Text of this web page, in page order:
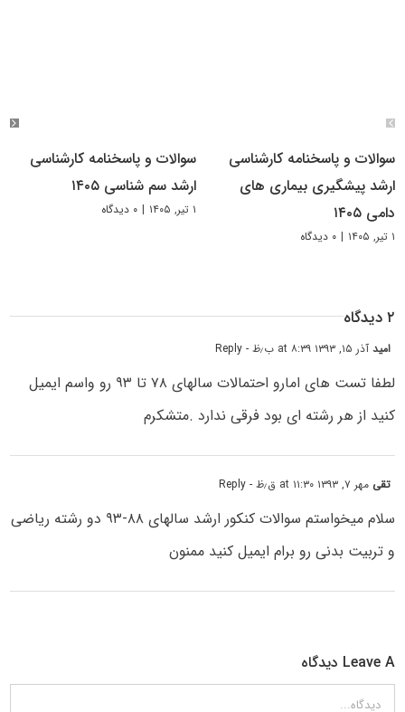
سوالات و پاسخنامه کارشناسی
ارشد پیشگیری بیماری های
دامی ۱۴۰۵
۱ تیر, ۱۴۰۵ | ۰ دیدگاه
سوالات و پاسخنامه کارشناسی
ارشد سم شناسی ۱۴۰۵
۱ تیر, ۱۴۰۵ | ۰ دیدگاه
۲ دیدگاه
امیدآذر ۱۵, ۱۳۹۳ at ۸:۳۹ ب٫ظ - Reply
لطفا تست های امارو احتمالات سالهای ۷۸ تا ۹۳ رو واسم ایمیل
کنید از هر رشته ای بود فرقی ندارد .متشکرم
تقی مهر ۷, ۱۳۹۳ at ۱۱:۳۰ ق٫ظ - Reply
سلام میخواستم سوالات کنکور ارشد سالهای ۸۸-۹۳ دو رشته ریاضی
و تربیت بدنی رو برام ایمیل کنید ممنون
Leave A دیدگاه
دیدگاه